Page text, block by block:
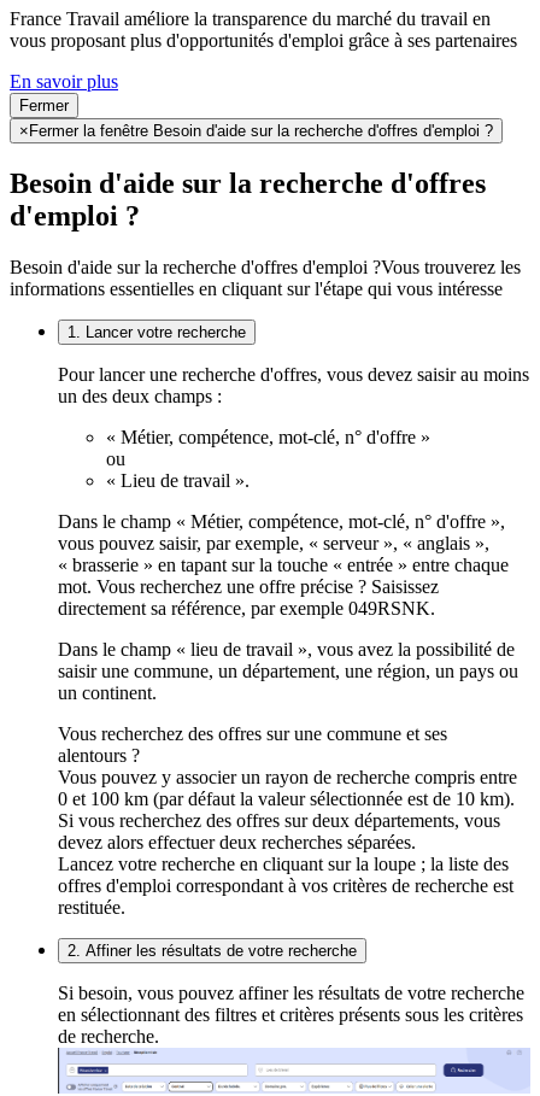
France Travail améliore la transparence du marché du travail en
vous proposant plus d'opportunités d'emploi grâce à ses partenaires
En savoir plus
Fermer
× Fermer la fenêtre Besoin d'aide sur la recherche d'offres d'emploi ?
Besoin d'aide sur la recherche d'offres
d'emploi ?
Besoin d'aide sur la recherche d'offres d'emploi ?Vous trouverez les
informations essentielles en cliquant sur l'étape qui vous intéresse
1. Lancer votre recherche
Pour lancer une recherche d'offres, vous devez saisir au moins
un des deux champs :
« Métier, compétence, mot-clé, n° d'offre »
ou
« Lieu de travail ».
Dans le champ « Métier, compétence, mot-clé, n° d'offre »,
vous pouvez saisir, par exemple, « serveur », « anglais »,
« brasserie » en tapant sur la touche « entrée » entre chaque
mot. Vous recherchez une offre précise ? Saisissez
directement sa référence, par exemple 049RSNK.
Dans le champ « lieu de travail », vous avez la possibilité de
saisir une commune, un département, une région, un pays ou
un continent.
Vous recherchez des offres sur une commune et ses
alentours ?
Vous pouvez y associer un rayon de recherche compris entre
0 et 100 km (par défaut la valeur sélectionnée est de 10 km).
Si vous recherchez des offres sur deux départements, vous
devez alors effectuer deux recherches séparées.
Lancez votre recherche en cliquant sur la loupe ; la liste des
offres d'emploi correspondant à vos critères de recherche est
restituée.
2. Affiner les résultats de votre recherche
Si besoin, vous pouvez affiner les résultats de votre recherche
en sélectionnant des filtres et critères présents sous les critères
de recherche.